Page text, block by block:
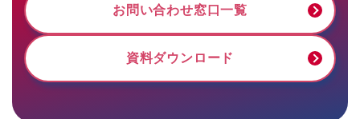
お問い合わせ窓口一覧
資料ダウンロード